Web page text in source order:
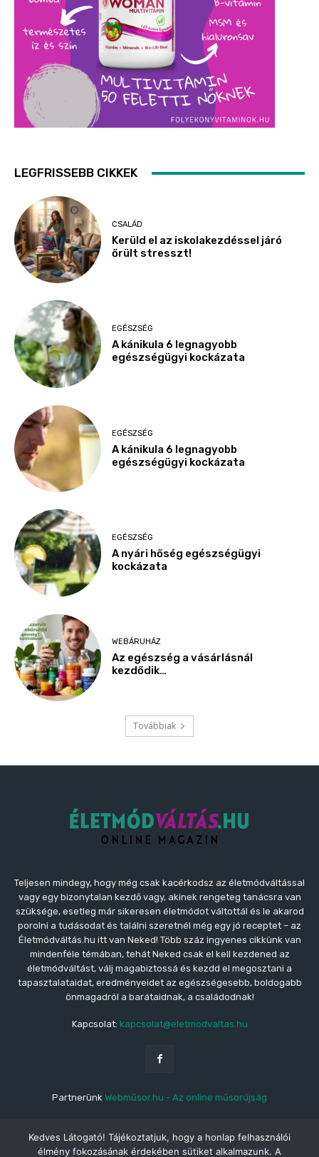
Teljesen mindegy, hogy még csak kacérkodsz az életmódváltással
vagy egy bizonytalan kezdő vagy, akinek rengeteg tanácsra van
szüksége, esetleg már sikeresen életmódot váltottál és le akarod
porolni a tudásodat és találni szeretnél még egy jó receptet – az
Életmódváltás.hu itt van Neked! Több száz ingyenes cikkünk van
mindenféle témában, tehát Neked csak el kell kezdened az
életmódváltást, válj magabiztossá és kezdd el megosztani a
tapasztalataidat, eredményeidet az egészségesebb, boldogabb
önmagadról a barátaidnak, a családodnak!
Kapcsolat: kapcsolat@eletmodvaltas.hu
Partnerünk Webműsor.hu - Az online műsorújság
© Copyright - © 2021 Életmódváltás.hu | Az Életmódváltás.hu a
Kedves Látogató! Tájékoztatjuk, hogy a honlap felhasználói
élmény fokozásának érdekében sütiket alkalmazunk. A